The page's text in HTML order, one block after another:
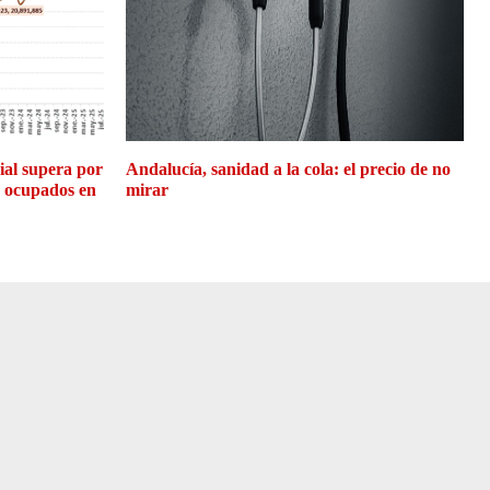
supera por
en
Andalucía, sanidad a la cola: el precio de no
mirar